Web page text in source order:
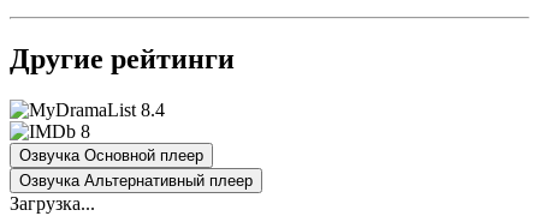
Другие рейтинги
8.4
8
Озвучка Основной плеер
Озвучка Альтернативный плеер
Загрузка...